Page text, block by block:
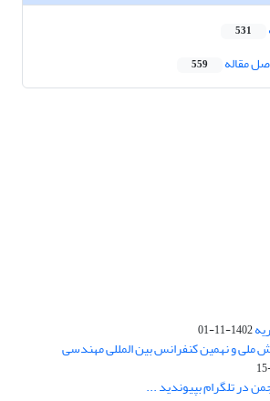
531
مقاله 559
1402-11-01
ملی و نهمین کنفرانس بین المللی مهندسی
در تلگرام بپیوندید ...